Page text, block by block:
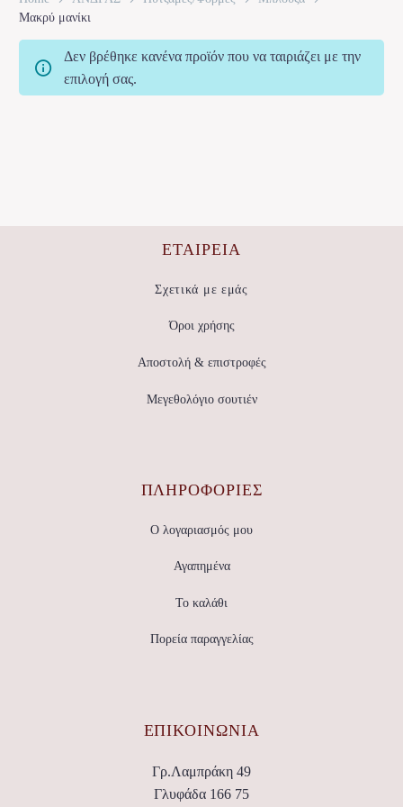
Μακρύ μανίκι
Δεν βρέθηκε κανένα προϊόν που να ταιριάζει με την
επιλογή σας.
ΕΤΑΙΡΕΊΑ
Σχετικά με εμάς
Όροι χρήσης
Αποστολή & επιστροφές
Μεγεθολόγιο σουτιέν
ΠΛΗΡΟΦΟΡΙΕΣ
Ο λογαριασμός μου
Αγαπημένα
Το καλάθι
Πορεία παραγγελίας
ΕΠΙΚΟΙΝΩΝΊΑ
Γρ.Λαμπράκη 49
Γλυφάδα 166 75